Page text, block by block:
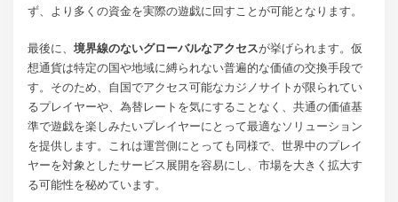
ず、より多くの資金を実際の遊戯に回すことが可能となります。
最後に、境界線のないグローバルなアクセスが挙げられます。仮
想通貨は特定の国や地域に縛られない普遍的な価値の交換手段で
す。そのため、自国でアクセス可能なカジノサイトが限られてい
るプレイヤーや、為替レートを気にすることなく、共通の価値基
準で遊戯を楽しみたいプレイヤーにとって最適なソリューション
を提供します。これは運営側にとっても同様で、世界中のプレイ
ヤーを対象としたサービス展開を容易にし、市場を大きく拡大す
る可能性を秘めています。